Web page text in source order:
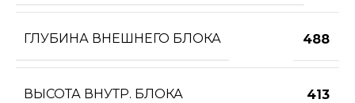
ГЛУБИНА ВНЕШНЕГО БЛОКА 488
ВЫСОТА ВНУТР. БЛОКА 413